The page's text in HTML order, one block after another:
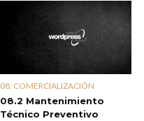
08. COMERCIALIZACIÓN
08.2 Mantenimiento
Técnico Preventivo